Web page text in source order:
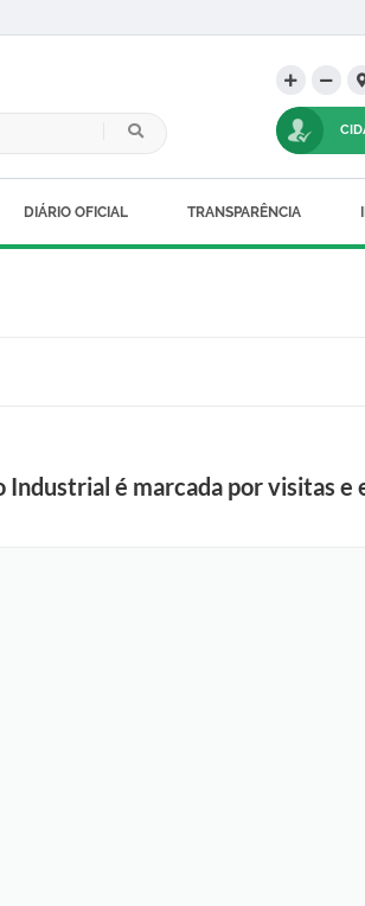
DIÁRIO OFICIAL TRANSPARÊNCIA
é marcada por visitas e